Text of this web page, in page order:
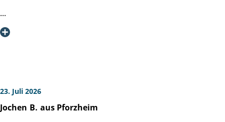
Bemerkenswert ist, dass sowohl die Pfleger als auch die
Ärzte, aber auch die freundliche Frau am Eingang immer
Station.
Im Verlauf war ich ca. eine Woche nach der Entlassung
23. Juli 2026
Jochen B. aus Pforzheim